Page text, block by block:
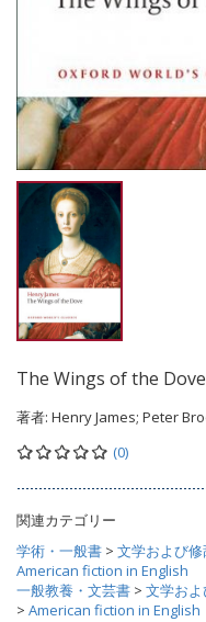
The Wings of the Dove
著者: Henry James; Peter
(0)
関連カテゴリー
学術・一般書 > 文学および
American fiction in English
一般教養・文芸書 > 文学お
> American fiction in English